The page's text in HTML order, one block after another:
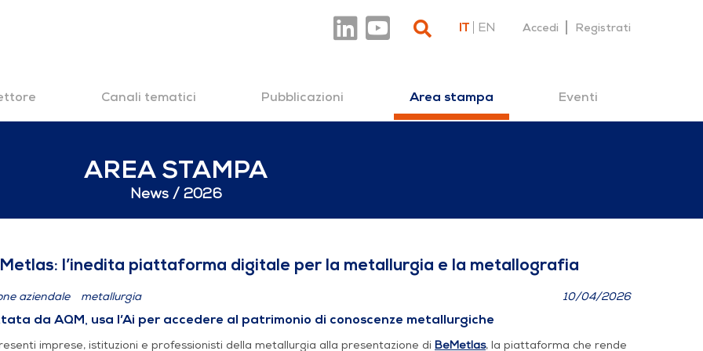
IT EN Accedi Registrati
Canali tematici Pubblicazioni Area stampa Eventi
AREA STAMPA
News 2026
piattaforma digitale per la metallurgia e
l’inedita piattaforma digitale per la metallurgia e la metallografia
aziendale metallurgia 10/04/2026
da AQM, usa l’Ai per accedere al patrimonio di conoscenze metallurgiche
imprese, istituzioni e professionisti della metallurgia alla presentazione di BeMetlas, la piattaforma che rende